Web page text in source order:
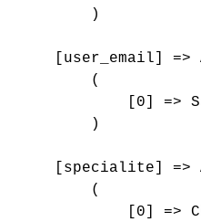
        )
[user_email] =>
        (
[0] =>
        )
[specialite] =>
        (
[0] =>